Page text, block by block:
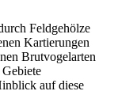
Feldgehölze
Kartierungen
Brutvogelarten
auf diese